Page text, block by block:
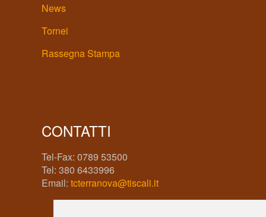
News
Tornei
Rassegna Stampa
CONTATTI
Tel-Fax: 0789 53500
Tel: 380 6433996
Email: tcterranova@tiscali.it